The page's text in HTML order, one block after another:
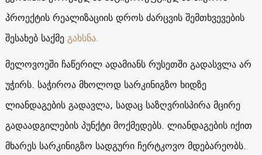
პროექტის რეალიზაციის დროს ძარცვის შემთხვევების
შესახებ საქმეგახსნა.
მელოვოეში ჩაწერილ ადამიანს რუსეთში გადასვლა არ
უჭირს. საჭიროა მხოლოდ სარკინიგზო ხიდზე
ლიანდაგების გადავლა, სადაც საზღვრისპირა მცირე
გადაადგილების პუნქტი მოქმედებს. ლიანდაგების იქით
მხარეს სარკინიგზო სადგური ჩერტკოვო მდებარეობს.